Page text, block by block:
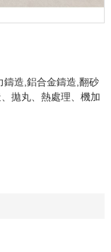
鑄造,鋁合金鑄造,翻砂
拋丸、熱處理、機加